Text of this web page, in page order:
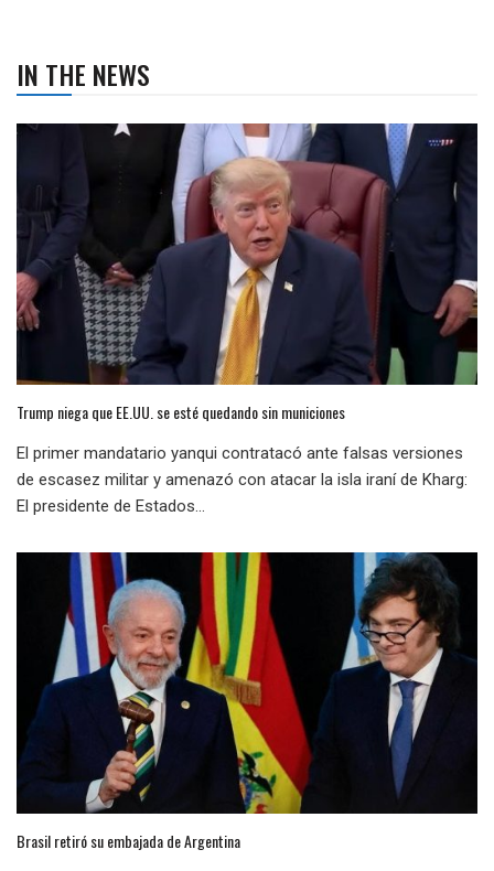
IN THE NEWS
Trump niega que EE.UU. se esté quedando sin municiones
El primer mandatario yanqui contratacó ante falsas versiones
de escasez militar y amenazó con atacar la isla iraní de Kharg:
El presidente de Estados...
Brasil retiró su embajada de Argentina